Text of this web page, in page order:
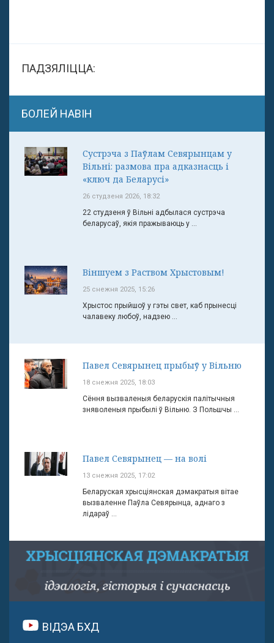
ПАДЗЯЛІЦЦА:
БОЛЕЙ НАВІН
Сустрэча з Паўлам Севярынцам у
Вільні: размова пра адказнасць і
«ключ да Беларусі»
26 студзеня 2026, 18:32
22 студзеня ў Вільні адбылася сустрэча
беларусаў, якія пражываюць у ...
Віншуем з Раством Хрыстовым!
25 снежня 2025, 15:26
Хрыстос прыйшоў у гэты свет, каб прынесці
чалавеку любоў, надзею ...
Павел Севярынец прыбыў у Вільню
18 снежня 2025, 18:03
Сёння вызваленыя беларускія палітычныя
зняволеныя прыбылі ў Вільню. З Польшчы ...
Павел Севярынец — на волі
13 снежня 2025, 17:02
Беларуская хрысціянская дэмакратыя вітае
вызваленне Паўла Севярынца, аднаго з
лідараў ...
ВІДЭА БХД